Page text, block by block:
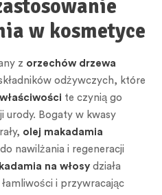
w kosmetyce
z orzechów drzewa
odżywczych, które
te czynią go
urody. Bogaty w kwasy
olej makadamia
nawilżania i regeneracji
na włosy działa
i przywracając